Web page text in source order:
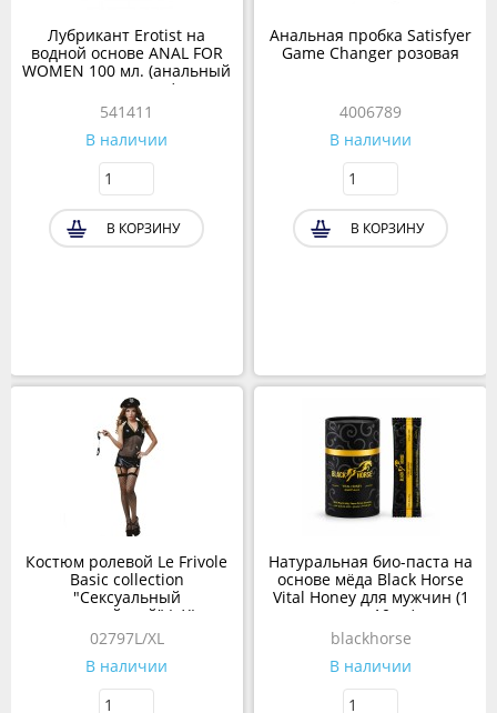
Лубрикант Erotist на
водной основе ANAL FOR
WOMEN 100 мл. (анальный
для женщин)
541411
В наличии
В КОРЗИНУ
Костюм ролевой Le Frivole
Basic collection
"Сексуальный
полицейский" L-XL
02797L/XL
В наличии
Анальная пробка Satisfyer
Game Changer розовая
4006789
В наличии
В КОРЗИНУ
Натуральная био-паста на
основе мёда Black Horse
Vital Honey для мужчин (1
пакет 10 гр)
blackhorse
В наличии